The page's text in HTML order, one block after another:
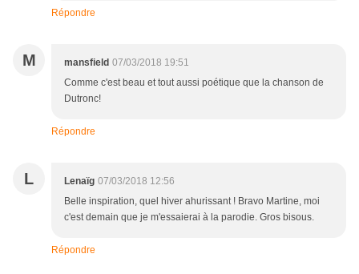
Répondre
M mansfield 07/03/2018 19:51
Comme c'est beau et tout aussi poétique que la chanson de
Dutronc!
Répondre
L Lenaïg 07/03/2018 12:56
Belle inspiration, quel hiver ahurissant ! Bravo Martine, moi
c'est demain que je m'essaierai à la parodie. Gros bisous.
Répondre